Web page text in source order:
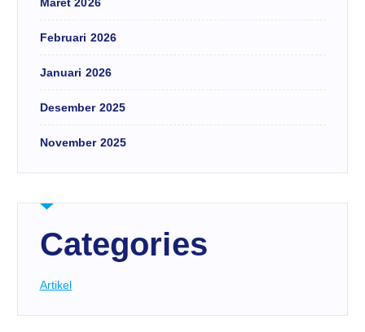
Februari 2026
Januari 2026
Desember 2025
November 2025
Categories
Artikel